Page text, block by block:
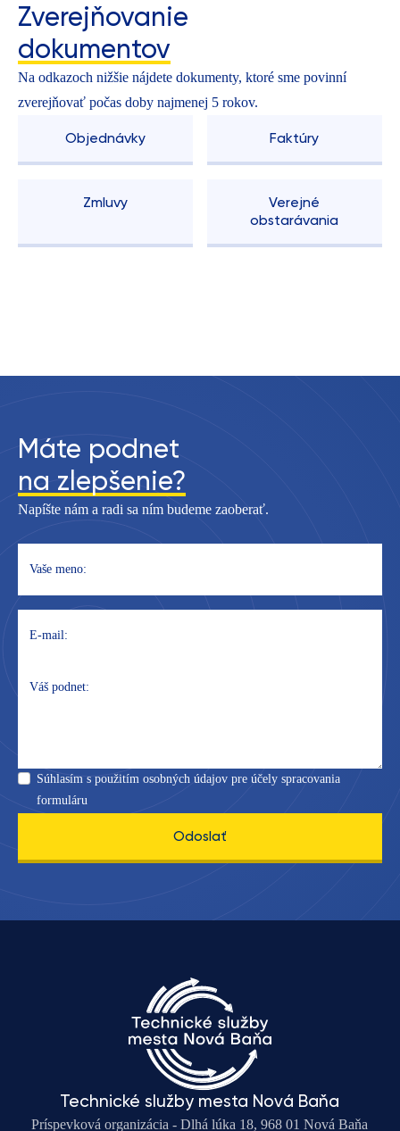
Zverejňovanie
dokumentov
Na odkazoch nižšie nájdete dokumenty, ktoré sme povinní
zverejňovať počas doby najmenej 5 rokov.
Objednávky Faktúry
Zmluvy
Verejné
obstarávania
Máte podnet
na zlepšenie?
Napíšte nám a radi sa ním budeme zaoberať.
Vaše meno:
E-mail:
Váš podnet:
Súhlasím s použitím osobných údajov pre účely spracovania
formuláru
Odoslať
Technické služby mesta Nová Baňa
Príspevková organizácia - Dlhá lúka 18, 968 01 Nová Baňa